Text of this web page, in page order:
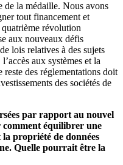
de la médaille. Nous avons
tout financement et
révolution
aux nouveaux défis
lois relatives à des sujets
aux systèmes et la
des réglementations doit
des sociétés de
par rapport au nouvel
comment équilibrer une
propriété de données
Quelle pourrait être la